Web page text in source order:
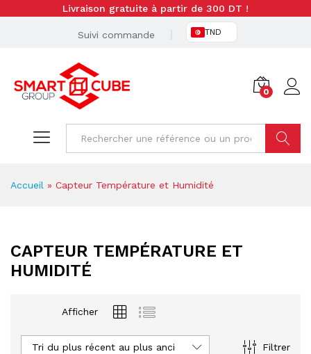
Livraison gratuite à partir de 300 DT !
Suivi commande TND
0
Accueil » Capteur Température et Humidité
CAPTEUR TEMPÉRATURE ET
HUMIDITÉ
Afficher
Filtrer
Tri du plus récent au plus ancien